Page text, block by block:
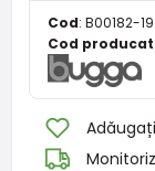
Cod: B00182-19
Cod